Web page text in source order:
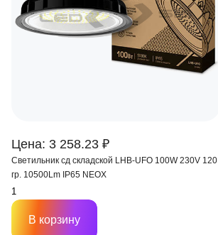
Цена: 3 258.23 ₽
Светильник сд складской LHB-UFO 100W 230V 120
гр. 10500Lm IP65 NEOX
В корзину